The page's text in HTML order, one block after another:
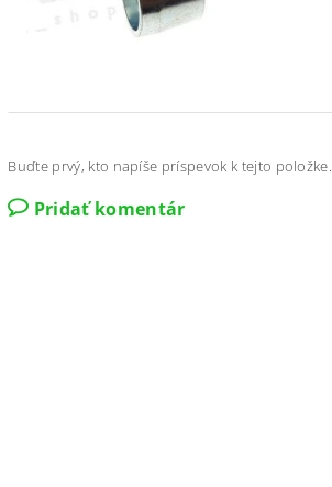
Buďte prvý, kto napíše príspevok k tejto položke.
Pridať komentár